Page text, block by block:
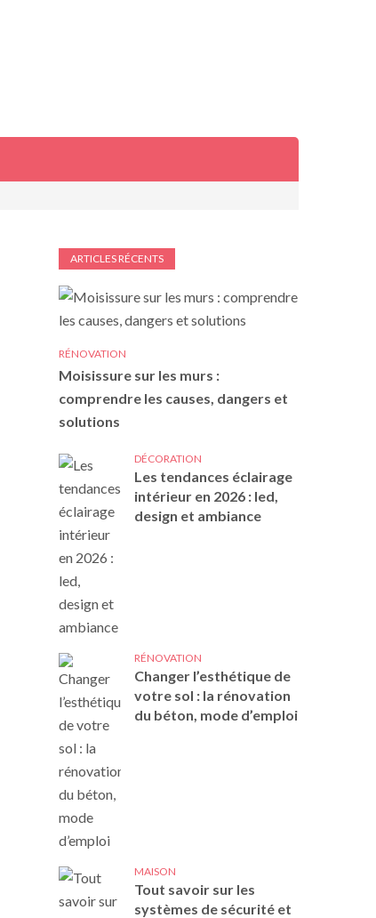
ARTICLES RÉCENTS
RÉNOVATION
Moisissure sur les murs :
comprendre les causes, dangers et
solutions
DÉCORATION
Les tendances éclairage
intérieur en 2026 : led,
design et ambiance
RÉNOVATION
Changer l’esthétique de
votre sol : la rénovation
du béton, mode d’emploi
MAISON
Tout savoir sur les
systèmes de sécurité et